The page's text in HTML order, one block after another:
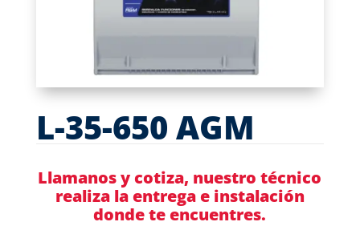
L-35-650 AGM
Llamanos y cotiza, nuestro técnico
realiza la entrega e instalación
donde te encuentres.